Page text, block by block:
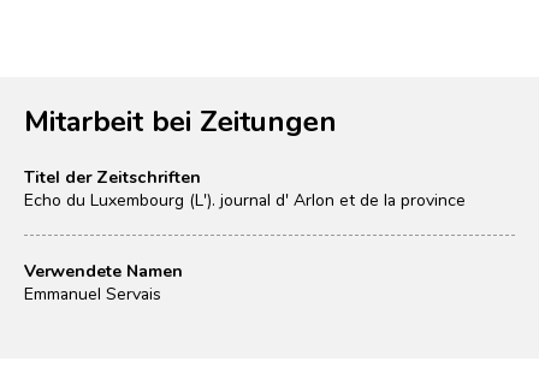
Mitarbeit bei Zeitungen
Titel der Zeitschriften
Echo du Luxembourg (L'). journal d' Arlon et de la province
Verwendete Namen
Emmanuel Servais